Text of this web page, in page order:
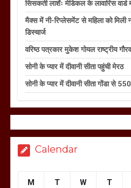
सिसकती लाशेंः मेडिकल के लावारिस
मैक्स में नी-रिप्लेसमेंट से महिला को
डिस्चार्ज
वरिष्ठ पत्रकार मुकेश गोयल राष्ट्रीय
सोनी के प्यार में दीवानी सीता पहुंची मेरठ
सोनी के प्यार में दीवानी सीता गोंडा से
Calendar
M T W T